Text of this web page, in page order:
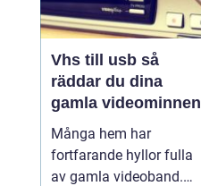
Vhs till usb så
räddar du dina
gamla videominnen
Många hem har
fortfarande hyllor fulla
av gamla videoband.